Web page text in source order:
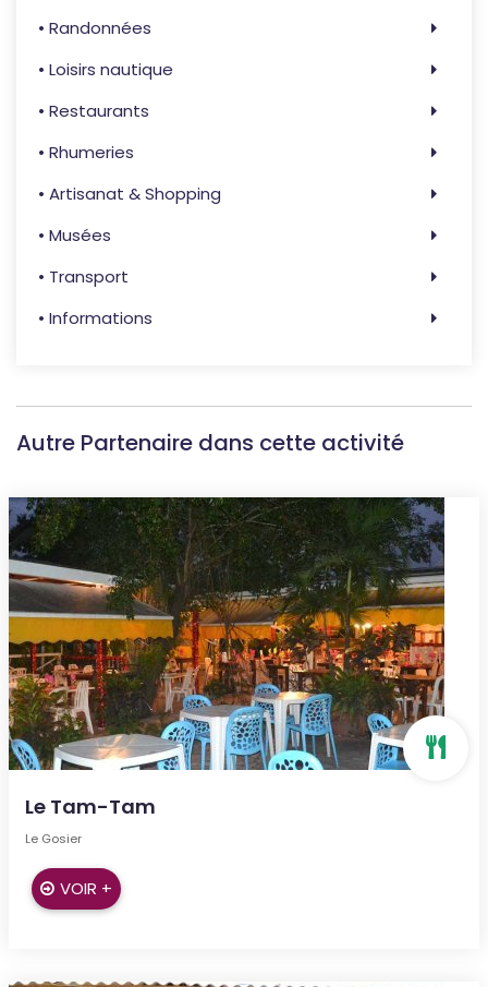
• Randonnées
• Loisirs nautique
• Restaurants
• Rhumeries
• Artisanat & Shopping
• Musées
• Transport
• Informations
Autre Partenaire dans cette activité
Le Tam-Tam
Le Gosier
VOIR +